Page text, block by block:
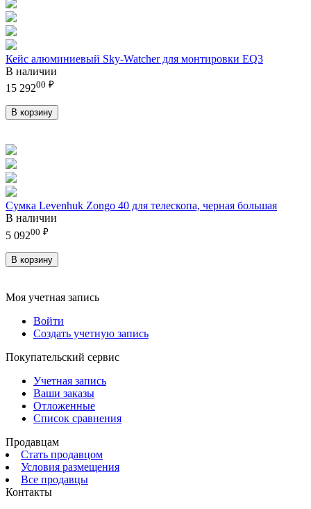
Кейс алюминиевый Sky-Watcher для монтировки EQ3
В наличии
15 29200 ₽
В корзину
Сумка Levenhuk Zongo 40 для телескопа, черная большая
В наличии
5 09200 ₽
В корзину
Моя учетная запись
Войти
Создать учетную запись
Покупательский сервис
Учетная запись
Ваши заказы
Отложенные
Список сравнения
Продавцам
Стать продавцом
Условия размещения
Все продавцы
Контакты